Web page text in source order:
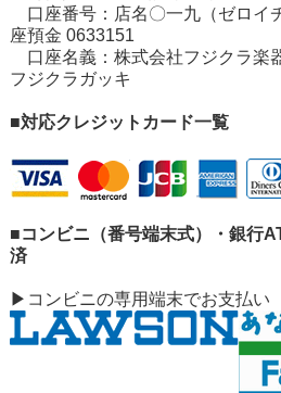
口座番号：店名〇一九（ゼロイ
座預金 0633151
口座名義：株式会社フジクラ
フジクラガッキ
■対応クレジットカード一覧
■コンビニ（番号端末式）・銀行
済
▶コンビニの専用端末でお支払い